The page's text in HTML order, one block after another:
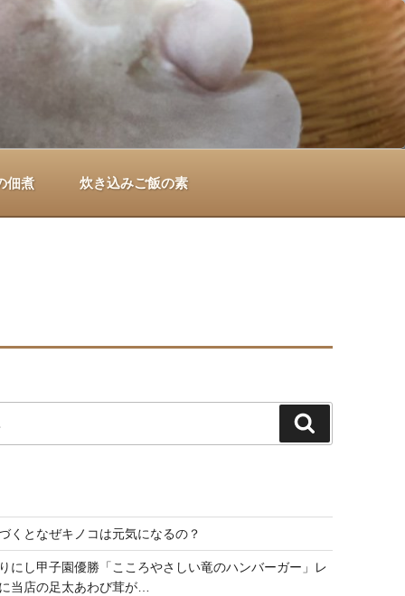
佃煮 炊き込みご飯の素
索
くとなぜキノコは元気になるの？
にし甲子園優勝「こころやさしい竜のハンバーガー」レ
当店の足太あわび茸が…